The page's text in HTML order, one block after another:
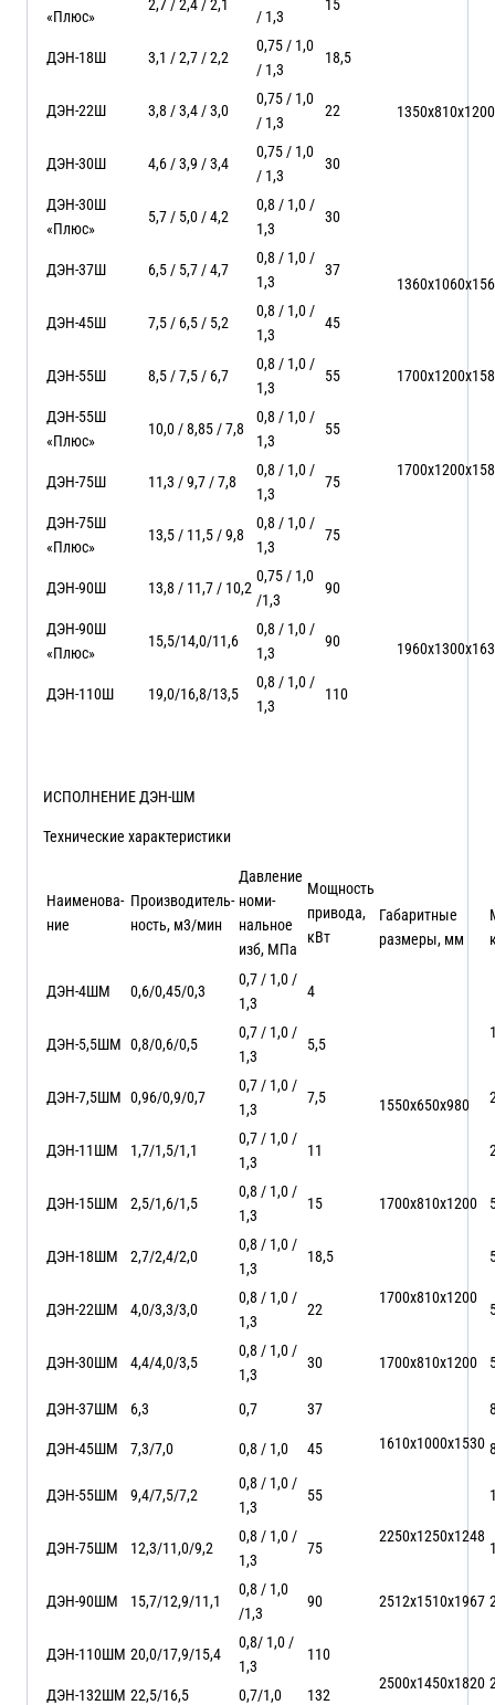
1350х810х1200
«Плюс»
2,7 / 2,4 / 2,1
/ 1,3
15
ДЭН-18Ш 3,1 / 2,7 / 2,2
0,75 / 1,0
/ 1,3
18,5
ДЭН-22Ш 3,8 / 3,4 / 3,0
0,75 / 1,0
/ 1,3
22
ДЭН-30Ш 4,6 / 3,9 / 3,4
0,75 / 1,0
/ 1,3
30
ДЭН-30Ш
«Плюс»
5,7 / 5,0 / 4,2
0,8 / 1,0 /
1,3
30
ДЭН-37Ш 6,5 / 5,7 / 4,7
0,8 / 1,0 /
1,3
37
ДЭН-45Ш 7,5 / 6,5 / 5,2
0,8 / 1,0 /
1,3
45
ДЭН-55Ш 8,5 / 7,5 / 6,7
0,8 / 1,0 /
1,3
55
ДЭН-55Ш
«Плюс»
10,0 / 8,85 / 7,8
0,8 / 1,0 /
1,3
55
ДЭН-75Ш 11,3 / 9,7 / 7,8
0,8 / 1,0 /
1,3
75
ДЭН-75Ш
«Плюс»
13,5 / 11,5 / 9,8
0,8 / 1,0 /
1,3
75
ДЭН-90Ш 13,8 / 11,7 / 10,2
0,75 / 1,0
/1,3
90
ДЭН-90Ш
«Плюс»
15,5/14,0/11,6
0,8 / 1,0 /
1,3
90
ДЭН-110Ш 19,0/16,8/13,5
0,8 / 1,0 /
1,3
110
ИСПОЛНЕНИЕ ДЭН-ШМ
Технические характеристики
Наименова-
ние
Производитель-
ность, м3/мин
Давление
номи-
нальное
изб, МПа
Мощность
привода,
кВт
Габаритные
размеры, мм
ДЭН-4ШМ 0,6/0,45/0,3
0,7 / 1,0 /
1,3
4
1550х650х980
ДЭН-5,5ШМ 0,8/0,6/0,5
0,7 / 1,0 /
1,3
5,5
ДЭН-7,5ШМ 0,96/0,9/0,7
0,7 / 1,0 /
1,3
7,5
ДЭН-11ШМ 1,7/1,5/1,1
0,7 / 1,0 /
1,3
11
ДЭН-15ШМ 2,5/1,6/1,5
0,8 / 1,0 /
1,3
15 1700х810х1200
ДЭН-18ШМ 2,7/2,4/2,0
0,8 / 1,0 /
1,3
18,5
1700х810х1200
ДЭН-22ШМ 4,0/3,3/3,0
0,8 / 1,0 /
1,3
22
ДЭН-30ШМ 4,4/4,0/3,5
0,8 / 1,0 /
1,3
30 1700х810х1200
ДЭН-37ШМ 6,3 0,7
37
1610х1000х1530
ДЭН-45ШМ 7,3/7,0 0,8 / 1,0 45
ДЭН-55ШМ 9,4/7,5/7,2
0,8 / 1,0 /
1,3
55
2250х1250х1248
ДЭН-75ШМ 12,3/11,0/9,2
0,8 / 1,0 /
1,3
75
ДЭН-90ШМ 15,7/12,9/11,1
0,8 / 1,0
/1,3
90 2512х1510х1967
ДЭН-110ШМ 20,0/17,9/15,4
0,8/ 1,0 /
1,3
110
2500х1450х1820
ДЭН-132ШМ 22,5/16,5 0,7/1,0
132